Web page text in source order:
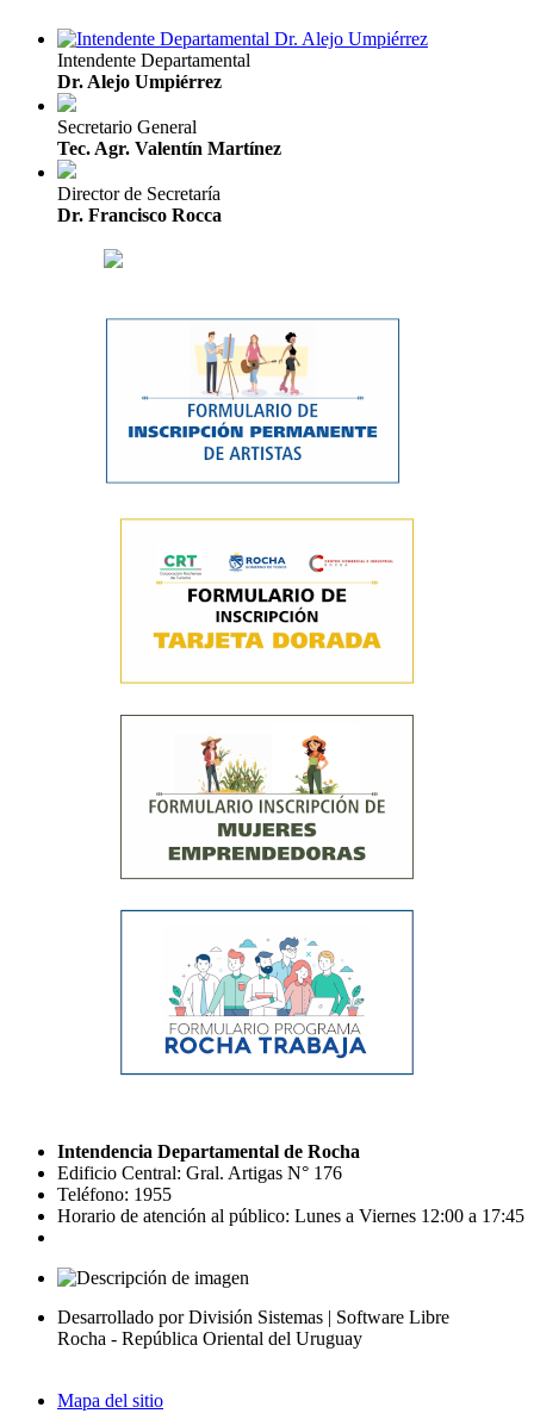
Intendente Departamental
Dr. Alejo Umpiérrez
Secretario General
Tec. Agr. Valentín Martínez
Director de Secretaría
Dr. Francisco Rocca
Intendencia Departamental de Rocha
Edificio Central: Gral. Artigas N° 176
Teléfono: 1955
Horario de atención al público: Lunes a Viernes 12:00 a 17:45
Desarrollado por División Sistemas | Software Libre
Rocha - República Oriental del Uruguay
Mapa del sitio